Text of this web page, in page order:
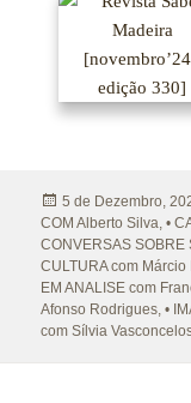
Publicado
a
5 de Dezembro,
COM Alberto Silva ,•
CONVERSAS
CULTURA com Márcio
EM ANALISE com
Afonso Rodrigues ,•
com Sílvia